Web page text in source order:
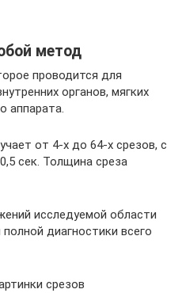
метод
проводится для
органов, мягких
аппарата.
от 4-х до 64-х срезов, с
сек. Толщина среза
исследуемой области
диагностики всего
срезов